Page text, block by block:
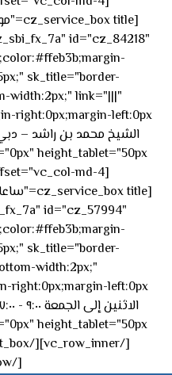
id="cz_84218"
sk_title="border-
width:2px;" link="|||"
id="cz_57994"
sk_title="border-
width:2px;"
[/vc_row]